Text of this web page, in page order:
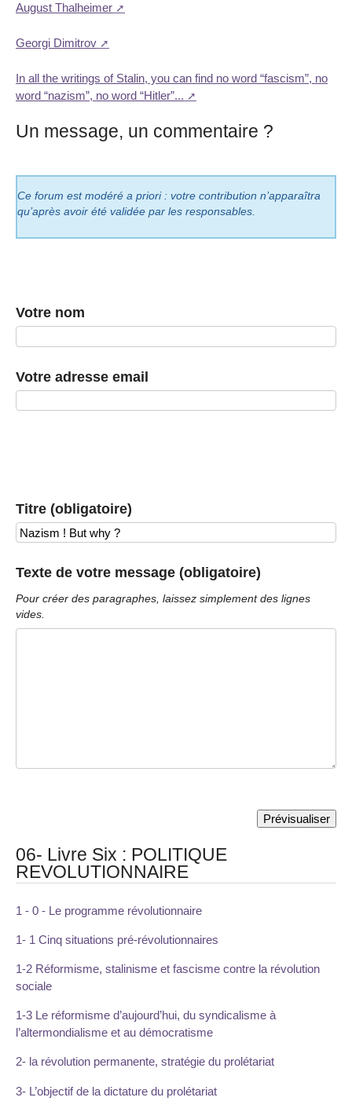
August Thalheimer
Georgi Dimitrov
In all the writings of Stalin, you can find no word “fascism”, no
word “nazism”, no word “Hitler”...
Un message, un commentaire ?
Ce forum est modéré a priori : votre contribution n’apparaîtra
qu’après avoir été validée par les responsables.
Votre nom
Votre adresse email
Titre (obligatoire)
Texte de votre message (obligatoire)
Pour créer des paragraphes, laissez simplement des lignes
vides.
06- Livre Six : POLITIQUE
REVOLUTIONNAIRE
1 - 0 - Le programme révolutionnaire
1- 1 Cinq situations pré-révolutionnaires
1-2 Réformisme, stalinisme et fascisme contre la révolution
sociale
1-3 Le réformisme d’aujourd’hui, du syndicalisme à
l’altermondialisme et au démocratisme
2- la révolution permanente, stratégie du prolétariat
3- L’objectif de la dictature du prolétariat